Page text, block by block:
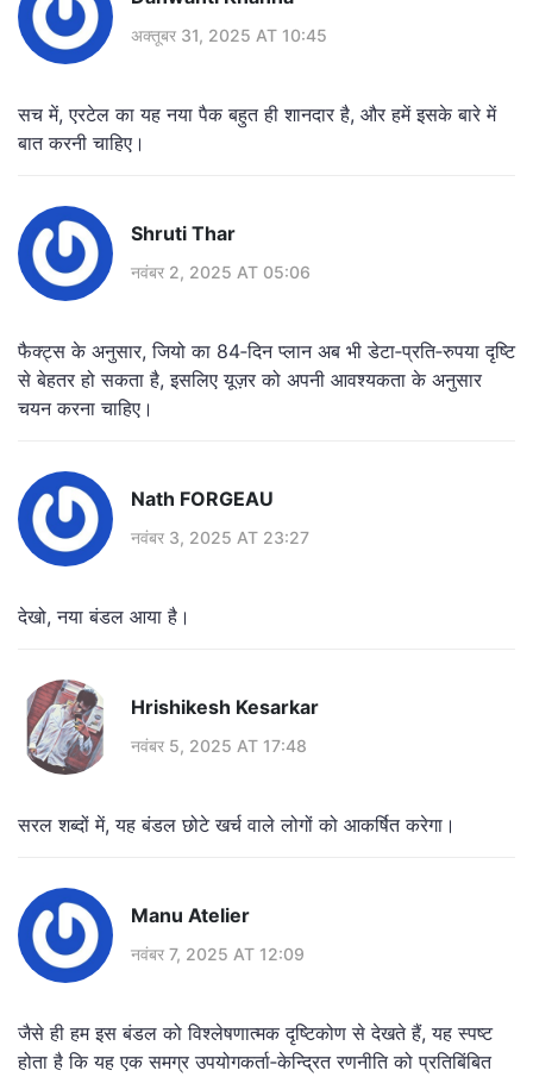
अक्तूबर 31, 2025 AT 10:45
सच में, एरटेल का यह नया पैक बहुत ही शानदार है, और हमें इसके बारे में
बात करनी चाहिए।
Shruti Thar
नवंबर 2, 2025 AT 05:06
फैक्ट्स के अनुसार, जियो का 84‑दिन प्लान अब भी डेटा‑प्रति‑रुपया दृष्टि
से बेहतर हो सकता है, इसलिए यूज़र को अपनी आवश्यकता के अनुसार
चयन करना चाहिए।
Nath FORGEAU
नवंबर 3, 2025 AT 23:27
देखो, नया बंडल आया है।
Hrishikesh Kesarkar
नवंबर 5, 2025 AT 17:48
सरल शब्दों में, यह बंडल छोटे खर्च वाले लोगों को आकर्षित करेगा।
Manu Atelier
नवंबर 7, 2025 AT 12:09
जैसे ही हम इस बंडल को विश्लेषणात्मक दृष्टिकोण से देखते हैं, यह स्पष्ट
होता है कि यह एक समग्र उपयोगकर्ता‑केन्द्रित रणनीति को प्रतिबिंबित